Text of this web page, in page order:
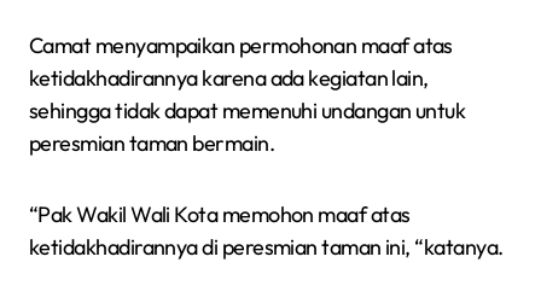
Camat menyampaikan permohonan maaf atas
ketidakhadirannya karena ada kegiatan lain,
sehingga tidak dapat memenuhi undangan untuk
peresmian taman bermain.
“Pak Wakil Wali Kota memohon maaf atas
ketidakhadirannya di peresmian taman ini, “katanya.